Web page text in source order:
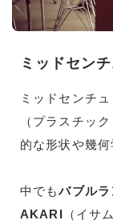
ミッドセン
ミッドセンチ
（プラスチッ
的な形状や幾
中でもバブルラ
AKARI
（イサ